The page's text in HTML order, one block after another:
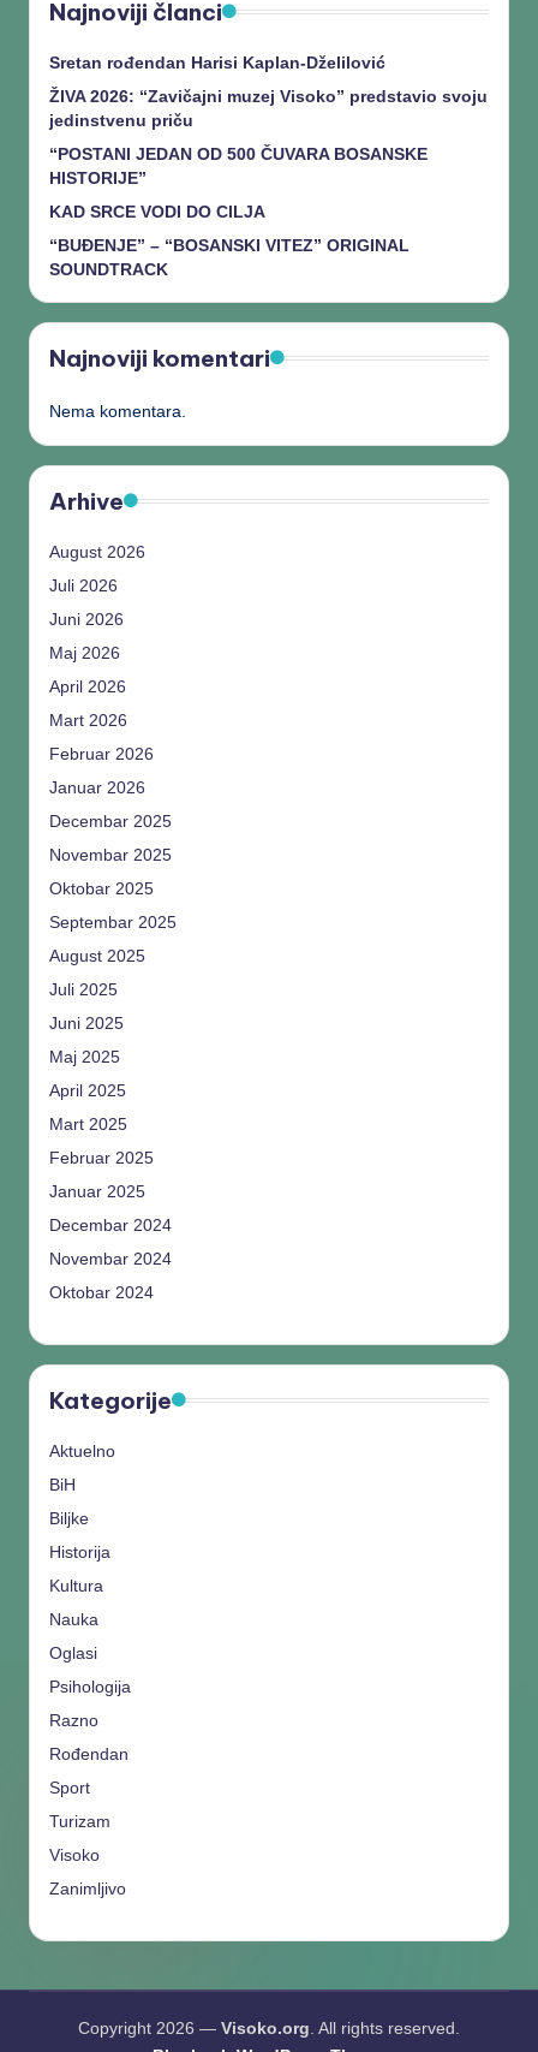
Najnoviji članci
Sretan rođendan Harisi Kaplan-Dželilović
ŽIVA 2026: “Zavičajni muzej Visoko” predstavio svoju
jedinstvenu priču
“POSTANI JEDAN OD 500 ČUVARA BOSANSKE
HISTORIJE”
KAD SRCE VODI DO CILJA
“BUĐENJE” – “BOSANSKI VITEZ” ORIGINAL
SOUNDTRACK
Najnoviji komentari
Nema komentara.
Arhive
August 2026
Juli 2026
Juni 2026
Maj 2026
April 2026
Mart 2026
Februar 2026
Januar 2026
Decembar 2025
Novembar 2025
Oktobar 2025
Septembar 2025
August 2025
Juli 2025
Juni 2025
Maj 2025
April 2025
Mart 2025
Februar 2025
Januar 2025
Decembar 2024
Novembar 2024
Oktobar 2024
Kategorije
Aktuelno
BiH
Biljke
Historija
Kultura
Nauka
Oglasi
Psihologija
Razno
Rođendan
Sport
Turizam
Visoko
Zanimljivo
Copyright 2026 — Visoko.org. All rights reserved.